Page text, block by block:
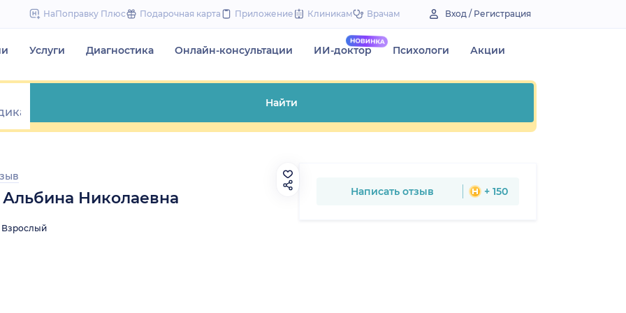
to
НаПоправку Плюс Подарочная карта Приложение Клиникам Врачам Вход / Регистрация
Услуги Диагностика Онлайн-консультации ИИ-доктор Психологи Акции
Найти
Николаевна
Взрослый
Написать отзыв + 150